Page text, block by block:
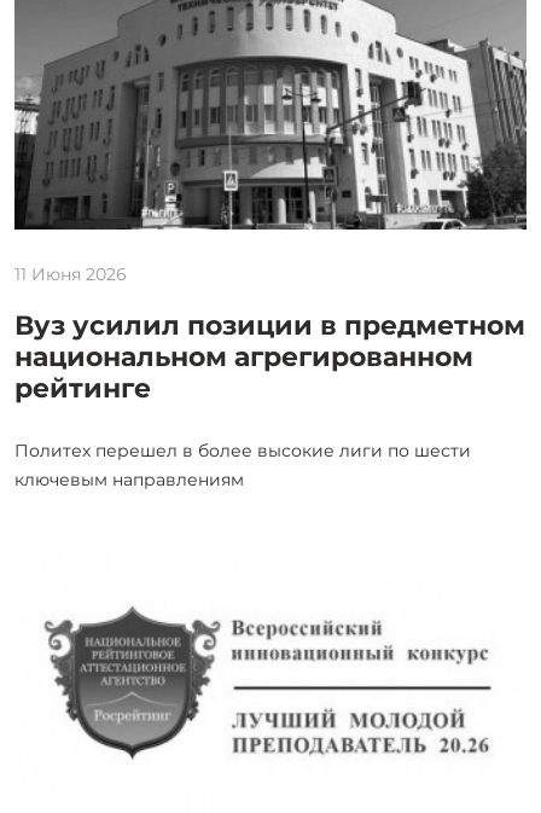
11 Июня 2026
Вуз усилил позиции в предметном
национальном агрегированном
рейтинге
Политех перешел в более высокие лиги по шести
ключевым направлениям